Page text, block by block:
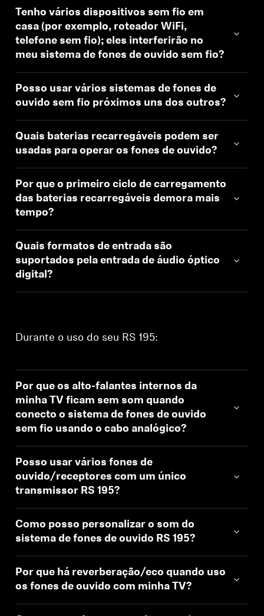
Tenho vários dispositivos sem fio em
casa (por exemplo, roteador WiFi,
telefone sem fio); eles interferirão no
meu sistema de fones de ouvido sem fio?
Posso usar vários sistemas de fones de
ouvido sem fio próximos uns dos outros?
Quais baterias recarregáveis podem ser
usadas para operar os fones de ouvido?
Por que o primeiro ciclo de carregamento
das baterias recarregáveis demora mais
tempo?
Quais formatos de entrada são
suportados pela entrada de áudio óptico
digital?
Durante o uso do seu RS 195:
Por que os alto-falantes internos da
minha TV ficam sem som quando
conecto o sistema de fones de ouvido
sem fio usando o cabo analógico?
Posso usar vários fones de
ouvido/receptores com um único
transmissor RS 195?
Como posso personalizar o som do
sistema de fones de ouvido RS 195?
Por que há reverberação/eco quando uso
os fones de ouvido com minha TV?